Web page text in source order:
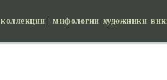
коллекции | мифологии художники